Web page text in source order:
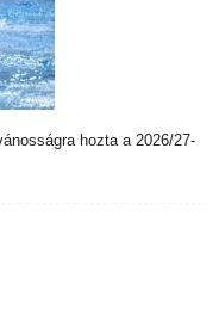
hozta a 2026/27-